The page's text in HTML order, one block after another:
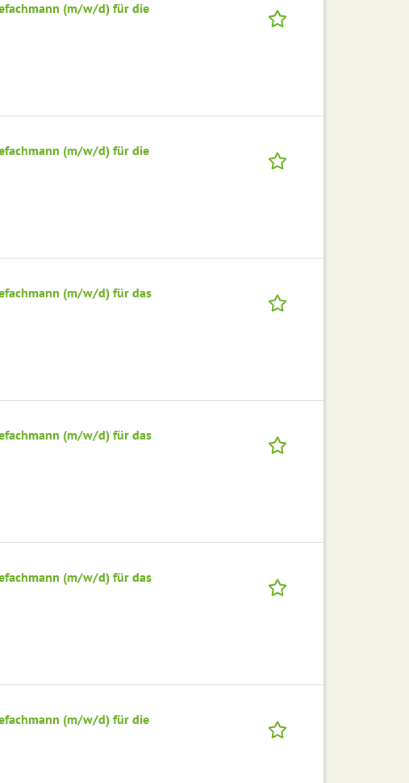
(m/w/d) für die
(m/w/d) für die
(m/w/d) für das
(m/w/d) für das
(m/w/d) für das
(m/w/d) für die